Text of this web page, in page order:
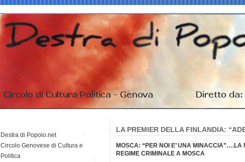
LA PREMIER DELLA FINLANDIA:
MOSCA: “PER NOI E’ UNA MINACCIA”….LA
REGIME CRIMINALE A MOSCA
Destra di Popolo.net
Circolo Genovese di Cultura e
Politica